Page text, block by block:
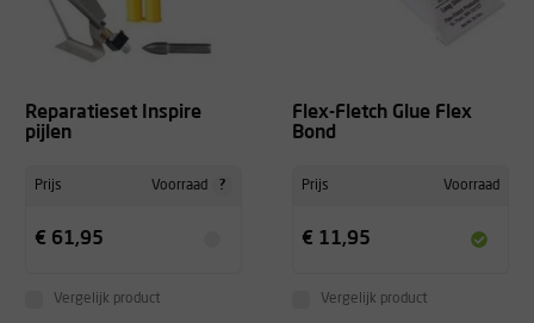
Reparatieset Inspire
pijlen
Prijs Voorraad ?
€ 61,95
Vergelijk product
Flex-Fletch Glue Flex
Bond
Prijs Voorraad
€ 11,95
Vergelijk product